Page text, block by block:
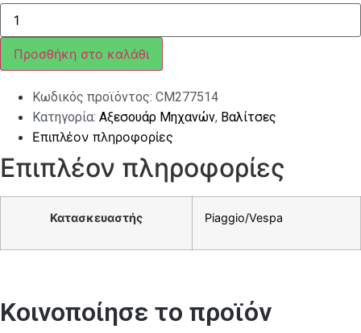
ΒΑΛΙΤΣΑΚΙ
ΒEVERLY
350
37L
ΛΕΥΚΟ
595
Προσθήκη στο καλάθι
Κωδικός προϊόντος: CM277514
Κατηγορία: Αξεσουάρ Μηχανών, Βαλίτσες
Επιπλέον πληροφορίες
Επιπλέον πληροφορίες
Κατασκευαστής Piaggio/Vespa
Κοινοποίησε το προϊόν